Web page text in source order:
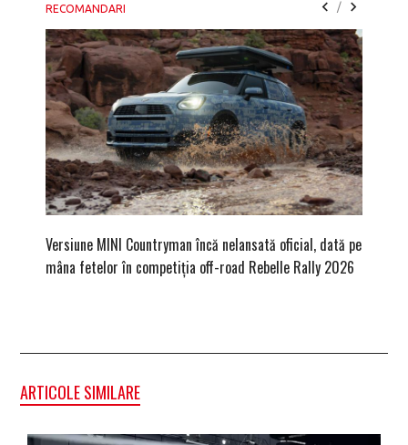
RECOMANDARI /
Versiune MINI Countryman încă nelansată oficial, dată pe
mâna fetelor în competiția off-road Rebelle Rally 2026
ARTICOLE SIMILARE